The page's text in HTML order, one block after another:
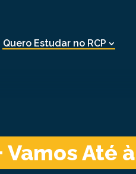
Quero Estudar no RCP
Vamos Até